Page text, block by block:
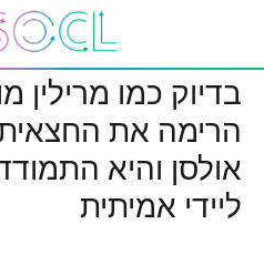
בדיוק כמו מרילין
הרימה את
אולסן והיא
ליידי אמיתית